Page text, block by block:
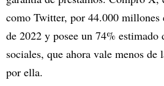
como Twitter, por 44.000 millones
de 2022 y posee un 74% estimado
sociales, que ahora vale menos
por ella.